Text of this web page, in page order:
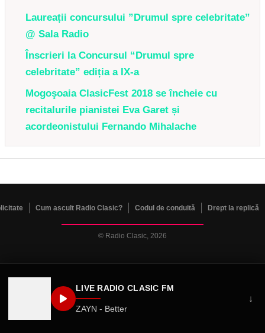
LIVE RADIO CLASIC FM
ZAYN - Better
↓
Laureații concursului ”Drumul spre celebritate”
@ Sala Radio
Înscrieri la Concursul “Drumul spre
celebritate” ediția a IX-a
Mogoşoaia ClasicFest 2018 se încheie cu
recitalurile pianistei Eva Garet și
acordeonistului Fernando Mihalache
Cum ascult Radio Clasic? Codul de conduită Drept la replică
© Radio Clasic, 2026